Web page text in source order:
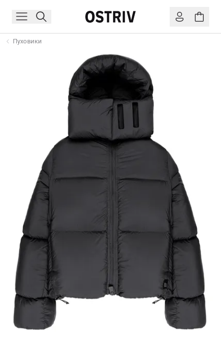
Пуховики